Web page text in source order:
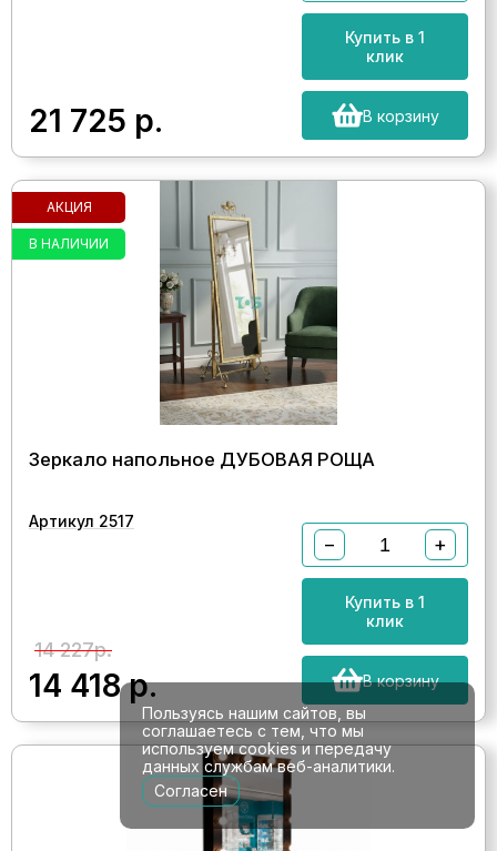
21 725 р.
Купить в 1
клик
В корзину
АКЦИЯ
В НАЛИЧИИ
Зеркало напольное ДУБОВАЯ РОЩА
Артикул 2517
14 227р.
14 418р.
− +
Купить в 1
клик
В корзину
Пользуясь нашим сайтов, вы
соглашаетесь с тем, что мы
используем cookies и передачу
данных службам веб-аналитики.
Согласен